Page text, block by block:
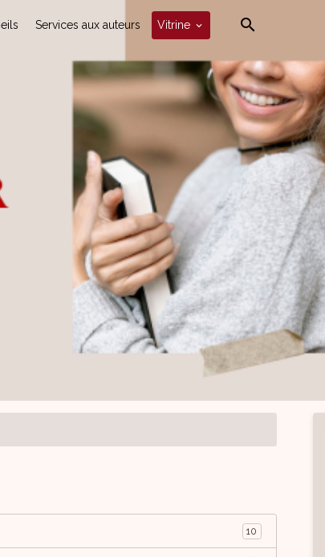
Services aux auteurs Vitrine
10